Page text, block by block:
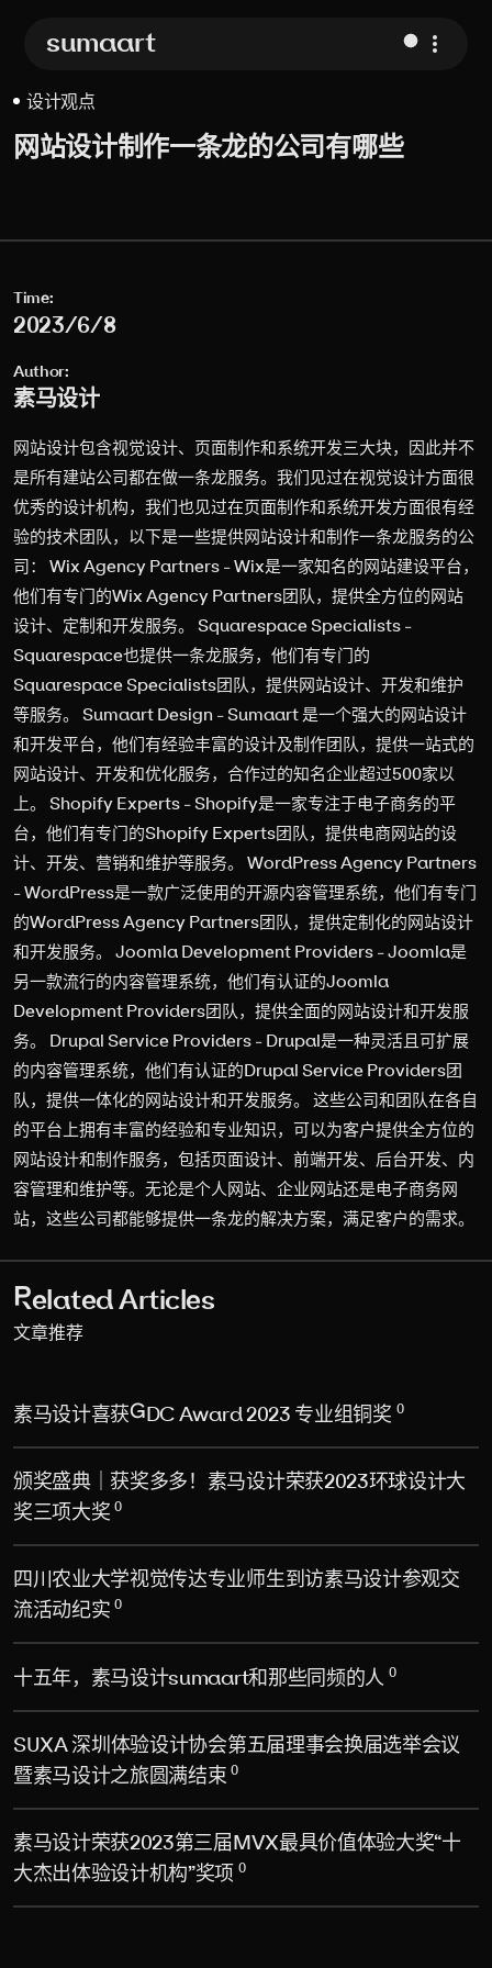
sumaart
设计观点
网站设计制作一条龙的公司有哪些
Time:
2023/6/8
Author:
素马设计
网站设计包含视觉设计、页面制作和系统开发三大块，因此并不
是所有建站公司都在做一条龙服务。我们见过在视觉设计方面很
优秀的设计机构，我们也见过在页面制作和系统开发方面很有经
验的技术团队，以下是一些提供网站设计和制作一条龙服务的公
司： Wix Agency Partners - Wix是一家知名的网站建设平台，
他们有专门的Wix Agency Partners团队，提供全方位的网站
设计、定制和开发服务。 Squarespace Specialists -
Squarespace也提供一条龙服务，他们有专门的
Squarespace Specialists团队，提供网站设计、开发和维护
等服务。 Sumaart Design - Sumaart 是一个强大的网站设计
和开发平台，他们有经验丰富的设计及制作团队，提供一站式的
网站设计、开发和优化服务，合作过的知名企业超过500家以
上。 Shopify Experts - Shopify是一家专注于电子商务的平
台，他们有专门的Shopify Experts团队，提供电商网站的设
计、开发、营销和维护等服务。 WordPress Agency Partners
- WordPress是一款广泛使用的开源内容管理系统，他们有专门
的WordPress Agency Partners团队，提供定制化的网站设计
和开发服务。 Joomla Development Providers - Joomla是
另一款流行的内容管理系统，他们有认证的Joomla
Development Providers团队，提供全面的网站设计和开发服
务。 Drupal Service Providers - Drupal是一种灵活且可扩展
的内容管理系统，他们有认证的Drupal Service Providers团
队，提供一体化的网站设计和开发服务。 这些公司和团队在各自
的平台上拥有丰富的经验和专业知识，可以为客户提供全方位的
网站设计和制作服务，包括页面设计、前端开发、后台开发、内
容管理和维护等。无论是个人网站、企业网站还是电子商务网
站，这些公司都能够提供一条龙的解决方案，满足客户的需求。
Related Articles
文章推荐
素马设计喜获GDC Award 2023 专业组铜奖 0
颁奖盛典｜获奖多多！素马设计荣获2023环球设计大
奖三项大奖 0
四川农业大学视觉传达专业师生到访素马设计参观交
流活动纪实 0
十五年，素马设计sumaart和那些同频的人 0
SUXA 深圳体验设计协会第五届理事会换届选举会议
暨素马设计之旅圆满结束 0
素马设计荣获2023第三届MVX最具价值体验大奖“十
大杰出体验设计机构”奖项 0